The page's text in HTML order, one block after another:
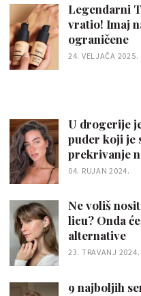
Legendarni
vratio! Imaj
ograničene
24. VELJAČA 2025.
U drogerije
puder koji je
prekrivanje
04. RUJAN 2024.
Ne voliš
licu? Onda
alternative
23. TRAVANJ 2024.
9 najboljih